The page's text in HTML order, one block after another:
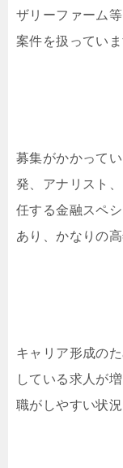
ザリーファーム
案件を扱っていま
募集がかかって
発、アナリスト
任する金融スペ
あり、かなりの
キャリア形成の
している求人が
職がしやすい状